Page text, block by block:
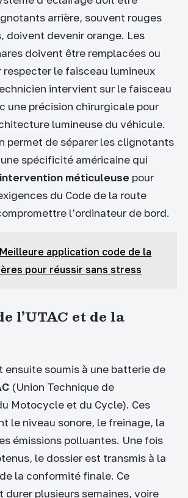
arrière, souvent rouges
doivent devenir orange. Les
doivent être remplacées ou
respecter le faisceau lumineux
intervient sur le faisceau
une précision chirurgicale pour
lumineuse du véhicule.
permet de séparer les clignotants
spécificité américaine qui
intervention méticuleuse pour
du Code de la route
l’ordinateur de bord.
Meilleure application code de la
pour réussir sans stress
l’UTAC et de la
ensuite soumis à une batterie de
(Union Technique de
Motocycle et du Cycle). Ces
le niveau sonore, le freinage, la
émissions polluantes. Une fois
le dossier est transmis à la
la conformité finale. Ce
durer plusieurs semaines, voire